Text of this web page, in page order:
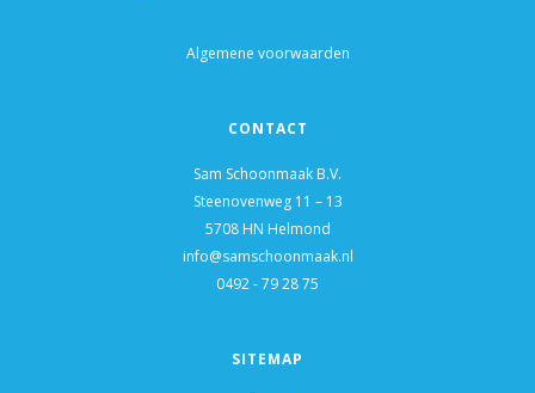
Algemene voorwaarden
CONTACT
Sam Schoonmaak B.V.
Steenovenweg 11 – 13
5708 HN Helmond
info@samschoonmaak.nl
0492 - 79 28 75
SITEMAP